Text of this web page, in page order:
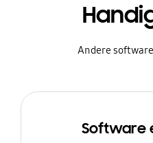
Andere
Software